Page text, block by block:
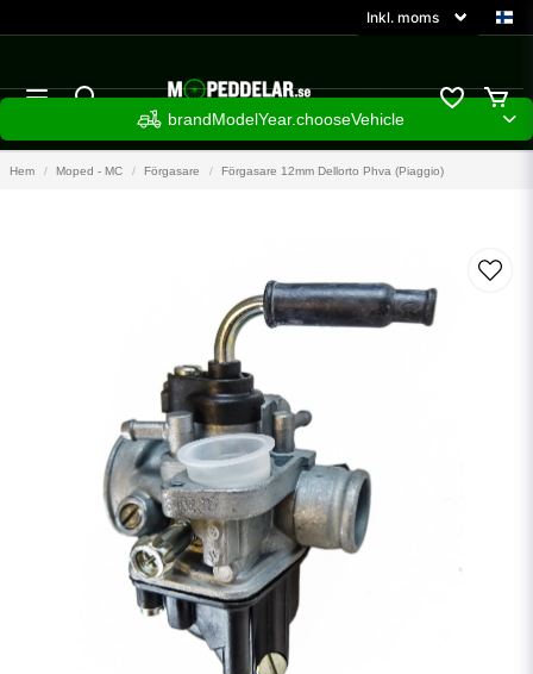
brandModelYear.chooseVehicle
Hem Moped - MC Förgasare Förgasare 12mm Dellorto Phva (Piaggio)